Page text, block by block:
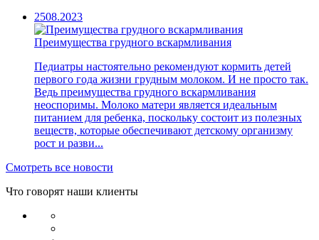
2508.2023
Преимущества грудного вскармливания
Педиатры настоятельно рекомендуют кормить детей
первого года жизни грудным молоком. И не просто так.
Ведь преимущества грудного вскармливания
неоспоримы. Молоко матери является идеальным
питанием для ребенка, поскольку состоит из полезных
веществ, которые обеспечивают детскому организму
рост и разви...
Смотреть все новости
Что говорят наши клиенты